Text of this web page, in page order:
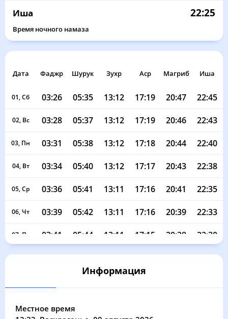
Иша 22:25
Время ночного намаза
Дата Фаджр Шурук Зухр Аср Магриб Иша
01, Сб 03:26 05:35 13:12 17:19 20:47 22:45
02, Вс 03:28 05:37 13:12 17:19 20:46 22:43
03, Пн 03:31 05:38 13:12 17:18 20:44 22:40
04, Вт 03:34 05:40 13:12 17:17 20:43 22:38
05, Ср 03:36 05:41 13:11 17:16 20:41 22:35
06, Чт 03:39 05:42 13:11 17:16 20:39 22:33
07, Пт 03:41 05:44 13:11 17:15 20:38 22:30
03:44 05:45 13:11 17:14 20:36 22:28
Информация
Местное время